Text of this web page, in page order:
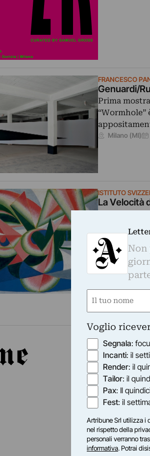
FRANCESCO
Genuardi/
Prima
“Wormhole”
Milano (MI)
ISTITUTO
La Velocità
delle
e…
Roma (RM)
Non
Nome
Voglio
Segnala:
Incanti: il
Render: il
Tailor: il
Pax: Il
Fest: il
Artribune Srl utilizza i
nel rispetto della
personali verranno
informativa. Potrai